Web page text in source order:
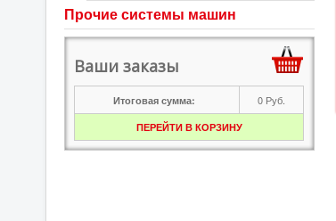
Прочие системы машин
Ваши заказы
Итоговая сумма: 0 Руб.
ПЕРЕЙТИ В КОРЗИНУ